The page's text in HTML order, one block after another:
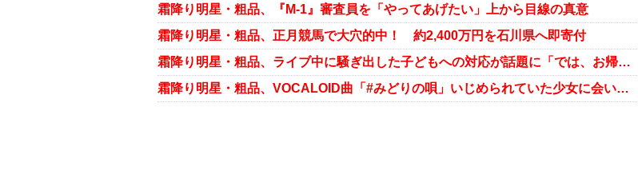
霜降り明星・粗品、『M-1』審査員を「やってあげたい」上から目線の真意
霜降り明星・粗品、正月競馬で大穴的中！ 約2,400万円を石川県へ即寄付
霜降り明星・粗品、ライブ中に騒ぎ出した子どもへの対応が話題に「では、お帰りいただいて」
霜降り明星・粗品、VOCALOID曲「#みどりの唄」いじめられていた少女に会いに行く